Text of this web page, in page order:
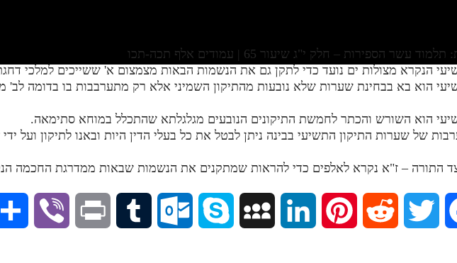
עשר הספירות – חלק י"ג שיעור 65 | עמודים אלף תכה-תכו
הוא בא בבחינת שערות שלא נובעות מהתיקון השמיני אלא רק מתערבבות בו בדומה לב'
של שערות התיקון התשיעי בבינה ניתן לבטל את כל בעלי הדין היות ובאנו לתיקון ועל